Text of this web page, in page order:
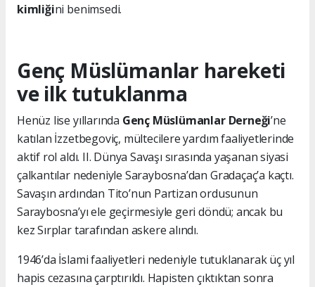
kimliğini benimsedi.
Genç Müslümanlar hareketi
ve ilk tutuklanma
Henüz lise yıllarında Genç Müslümanlar Derneği’ne
katılan İzzetbegoviç, mültecilere yardım faaliyetlerinde
aktif rol aldı. II. Dünya Savaşı sırasında yaşanan siyasi
çalkantılar nedeniyle Saraybosna’dan Gradaçaç’a kaçtı.
Savaşın ardından Tito’nun Partizan ordusunun
Saraybosna’yı ele geçirmesiyle geri döndü; ancak bu
kez Sırplar tarafından askere alındı.
1946’da İslami faaliyetleri nedeniyle tutuklanarak üç yıl
hapis cezasına çarptırıldı. Hapisten çıktıktan sonra